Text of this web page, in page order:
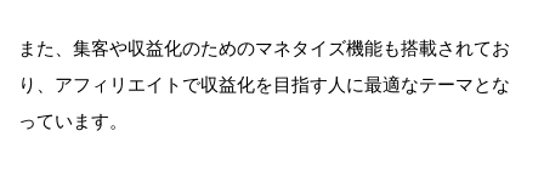
また、集客や収益化のためのマネタイズ機能も搭載されてお
り、アフィリエイトで収益化を目指す人に最適なテーマとな
っています。